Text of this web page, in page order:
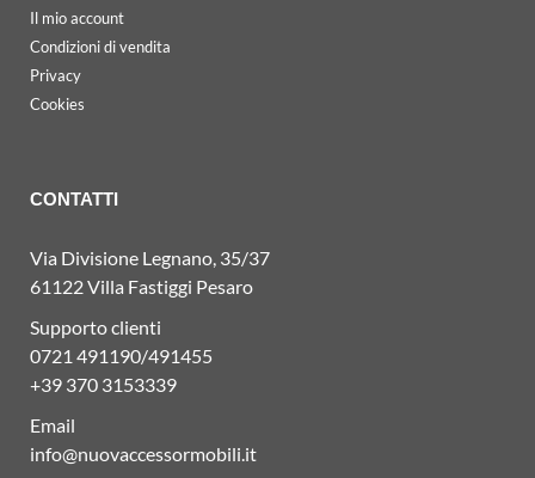
Il mio account
Condizioni di vendita
Privacy
Cookies
CONTATTI
Via Divisione Legnano, 35/37
61122 Villa Fastiggi Pesaro
Supporto clienti
0721 491190/491455
+39 370 3153339
Email
info@nuovaccessormobili.it